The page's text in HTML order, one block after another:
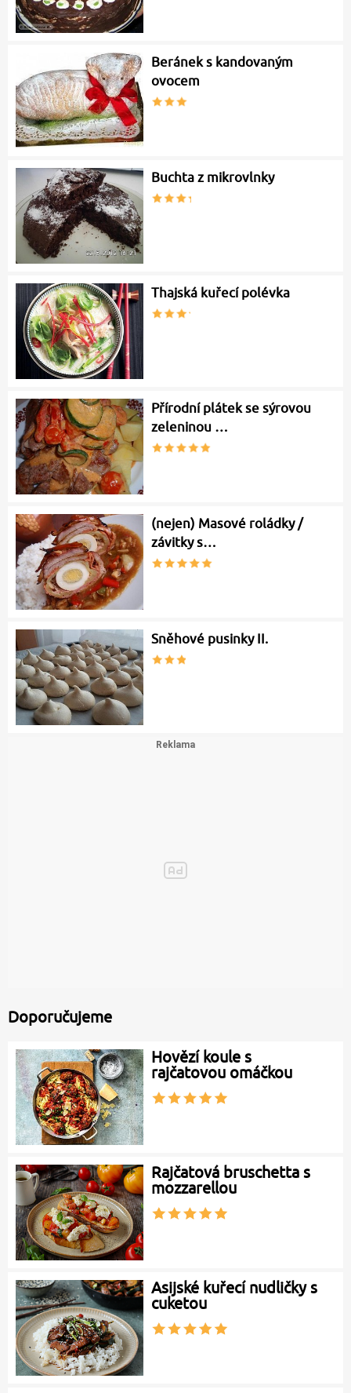
Beránek s kandovaným
ovocem
Buchta z mikrovlnky
Thajská kuřecí polévka
Přírodní plátek se sýrovou
zeleninou …
(nejen) Masové roládky /
závitky s…
Sněhové pusinky II.
Doporučujeme
Hovězí koule s
rajčatovou omáčkou
Rajčatová bruschetta s
mozzarellou
Asijské kuřecí nudličky s
cuketou